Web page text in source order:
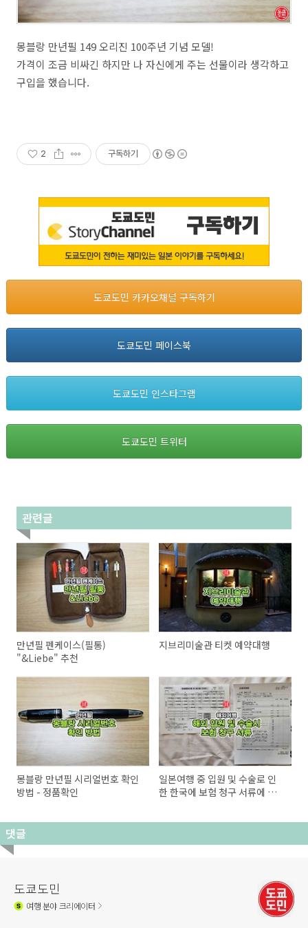
몽블랑 만년필 149 오리진 100주년 기념 모델!
가격이 조금 비싸긴 하지만 나 자신에게 주는 선물이라 생각하고
구입을 했습니다.
2 구독하기
도쿄도민 카카오채널 구독하기
도쿄도민 페이스북
도쿄도민 인스타그램
도쿄도민 트위터
관련글
만년필 펜케이스(필통)
"&Liebe" 추천
지브리미술관 티켓 예약대행
몽블랑 만년필 시리얼번호 확인
방법 - 정품확인
일본여행 중 입원 및 수술로 인
한 한국에 보험 청구 서류에 대
댓글
도쿄도민
여행분야 크리에이터